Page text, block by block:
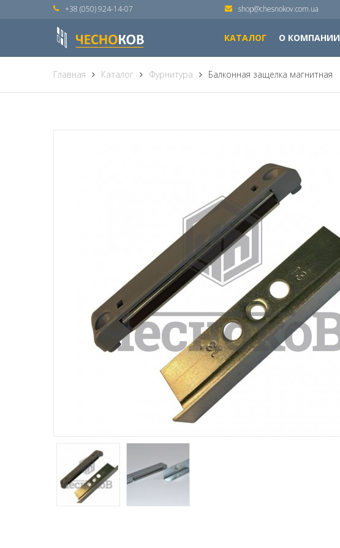
КАТАЛОГ О КОМПАНИИ
+38 (050) 924-14-07 shop@chesnokov.com.ua
Главная Каталог Фурнитура Балконная защелка магнитная